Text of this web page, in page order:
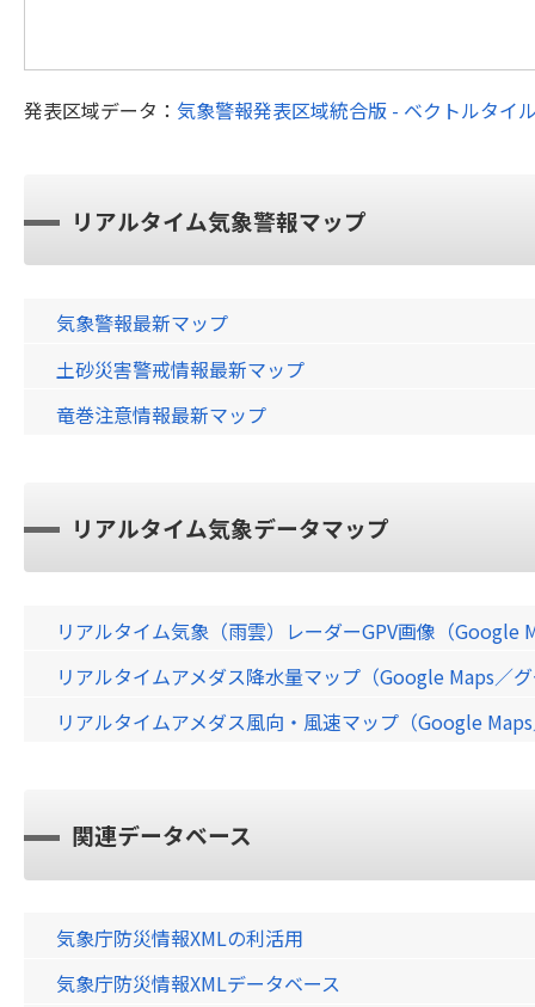
発表区域データ： 気象警報発表区域統合版 - ベクトルタイ
リアルタイム気象警報マップ
気象警報最新マップ
土砂災害警戒情報最新マップ
竜巻注意情報最新マップ
リアルタイム気象データマップ
リアルタイム気象（雨雲）レーダーGPV画像（Google
リアルタイムアメダス降水量マップ（Google Maps／
リアルタイムアメダス風向・風速マップ（Google
関連データベース
気象庁防災情報XMLの利活用
気象庁防災情報XMLデータベース